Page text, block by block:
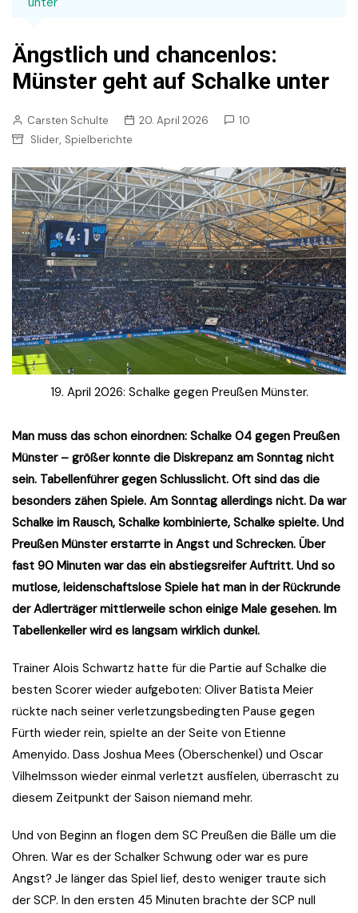
Ängstlich und chancenlos:
Münster geht auf Schalke unter
Carsten Schulte 20. April 2026
10
Slider, Spielberichte
19. April 2026: Schalke gegen Preußen Münster.
Man muss das schon einordnen: Schalke 04 gegen Preußen
Münster – größer konnte die Diskrepanz am Sonntag nicht
sein. Tabellenführer gegen Schlusslicht. Oft sind das die
besonders zähen Spiele. Am Sonntag allerdings nicht. Da war
Schalke im Rausch, Schalke kombinierte, Schalke spielte. Und
Preußen Münster erstarrte in Angst und Schrecken. Über
fast 90 Minuten war das ein abstiegsreifer Auftritt. Und so
mutlose, leidenschaftslose Spiele hat man in der Rückrunde
der Adlerträger mittlerweile schon einige Male gesehen. Im
Tabellenkeller wird es langsam wirklich dunkel.
Trainer Alois Schwartz hatte für die Partie auf Schalke die
besten Scorer wieder aufgeboten: Oliver Batista Meier
rückte nach seiner verletzungsbedingten Pause gegen
Fürth wieder rein, spielte an der Seite von Etienne
Amenyido. Dass Joshua Mees (Oberschenkel) und Oscar
Vilhelmsson wieder einmal verletzt ausfielen, überrascht zu
diesem Zeitpunkt der Saison niemand mehr.
Und von Beginn an flogen dem SC Preußen die Bälle um die
Ohren. War es der Schalker Schwung oder war es pure
Angst? Je länger das Spiel lief, desto weniger traute sich
der SCP. In den ersten 45 Minuten brachte der SCP null